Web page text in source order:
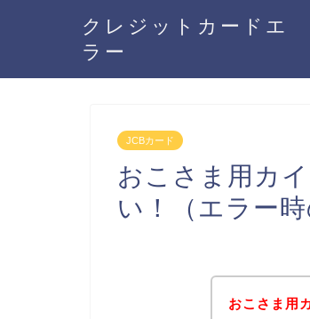
クレジットカードエ
ラー
JCBカード
おこさま用カ
い！（エラー時
おこさま用